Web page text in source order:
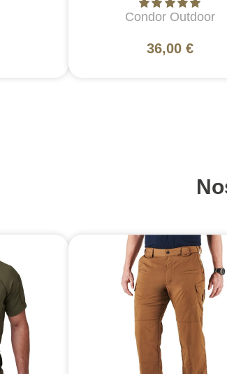
Condor Outdoor
36,00 €